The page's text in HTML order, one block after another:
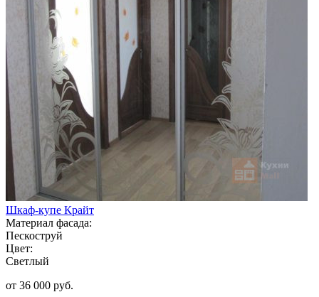
Шкаф-купе Крайт
Материал фасада:
Пескоструй
Цвет:
Светлый
от 36 000 руб.